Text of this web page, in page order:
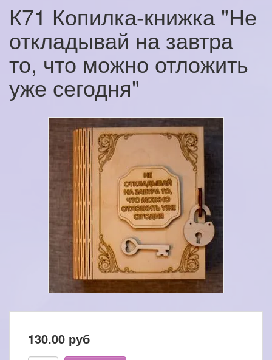
К71 Копилка-книжка "Не
откладывай на завтра
то, что можно отложить
уже сегодня"
130.00 руб